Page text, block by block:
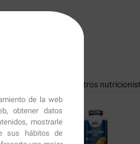
de la web
obtener datos
mostrarle
sus hábitos de
sugeridos por nuestros